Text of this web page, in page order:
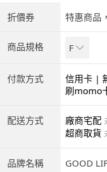
折價券 特惠商品
商品規格 F
付款方式
信用卡 |
商付款 |
刷momo
配送方式 廠商宅配
超商取貨
品牌名稱 GOOD